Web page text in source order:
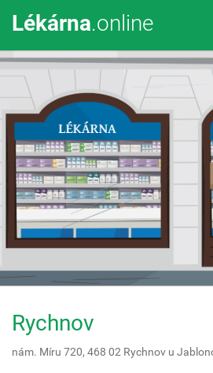
Lékárna.online
Rychnov
nám. Míru 720, 468 02 Rychnov u